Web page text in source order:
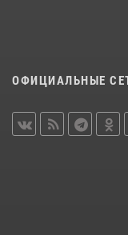
ОФИЦИАЛЬНЫЕ